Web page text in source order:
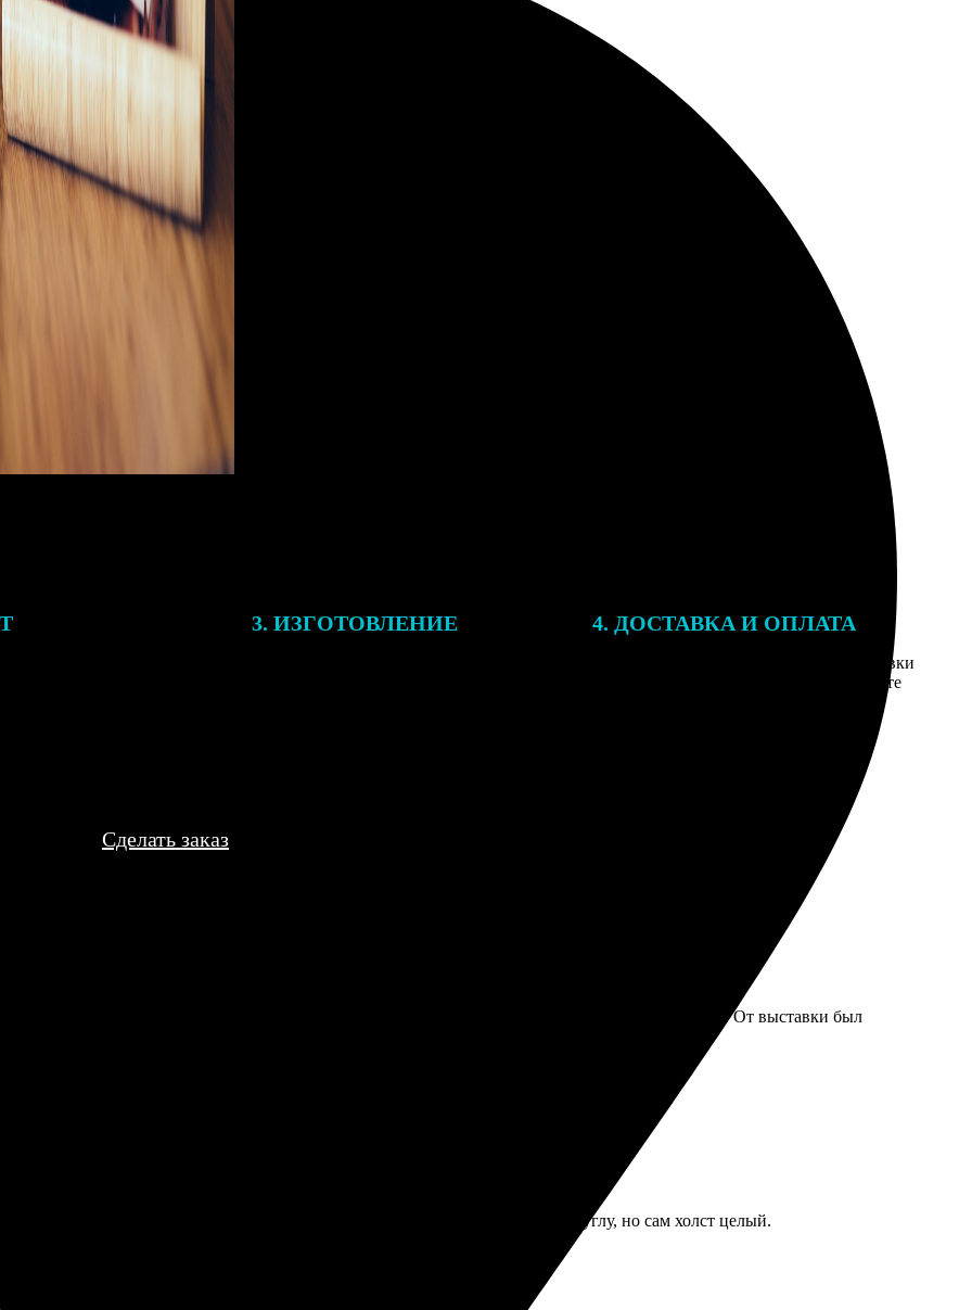
3. ИЗГОТОВЛЕНИЕ 4. ДОСТАВКА И ОПЛАТА
Введите адрес и выберите способ доставки
заказа. Если у вас есть промокод, введите
его в специальное поле для промокода.
Сделать заказ
печать на баритовой бумаге, нашли вариант. Дорого вышло, но качество соответствующее. От выставки был
быстрее чем я ожидал. Краски сочные, только вот упаковка была помята по углу, но сам холст целый.